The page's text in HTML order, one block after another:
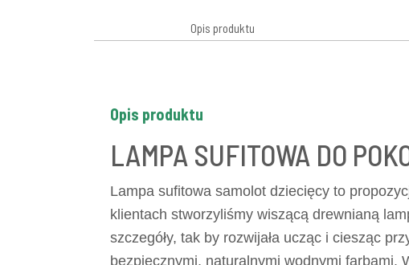
Opis produktu
Opis produktu
LAMPA SUFITOWA DO
Lampa sufitowa samolot dziecięcy to
klientach stworzyliśmy wiszącą drewnianą
szczegóły, tak by rozwijała ucząc i ciesząc
bezpiecznymi, naturalnymi wodnymi farbami.